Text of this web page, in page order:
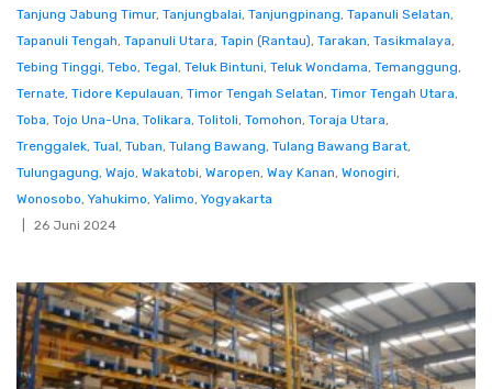
Tanjung Jabung Timur, Tanjungbalai, Tanjungpinang, Tapanuli Selatan,
Tapanuli Tengah, Tapanuli Utara, Tapin (Rantau), Tarakan, Tasikmalaya,
Tebing Tinggi, Tebo, Tegal, Teluk Bintuni, Teluk Wondama, Temanggung,
Ternate, Tidore Kepulauan, Timor Tengah Selatan, Timor Tengah Utara,
Toba, Tojo Una-Una, Tolikara, Tolitoli, Tomohon, Toraja Utara,
Trenggalek, Tual, Tuban, Tulang Bawang, Tulang Bawang Barat,
Tulungagung, Wajo, Wakatobi, Waropen, Way Kanan, Wonogiri,
Wonosobo, Yahukimo, Yalimo, Yogyakarta
26 Juni 2024